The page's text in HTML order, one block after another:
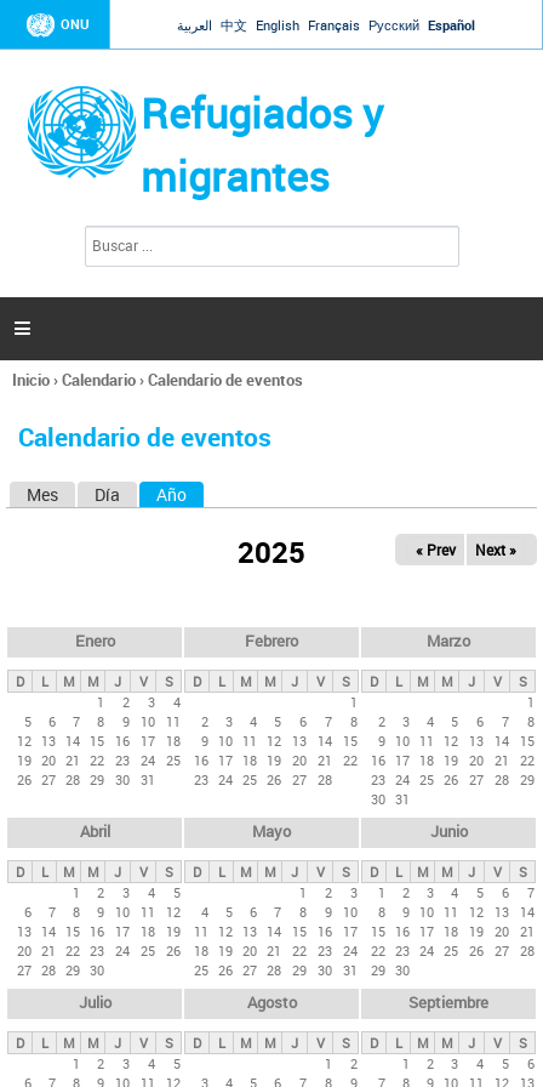
Jump to navigation
ONU العربية 中文 English Français Русский Español
Refugiados y
migrantes
l
d
s

Se
usted
Inicio›Calendario›Calendario de eventos
Calendario de eventos
s
p
n
c
i
p
e
s
Mes Día Año
2025 « Prev Next »
Enero
D L M M J V
S
1
2 3
4
5
6 7 8 9 10
11
12 13 14 15 16 17
18
19 20 21 22 23 24 25
26 27 28 29 30 31
Febrero
D L M M J V
S
1
2
3 4 5 6 7
8
9 10 11 12 13 14
15
16 17 18 19 20 21
22
23 24 25 26 27 28
Marzo
D L M M J V
S
1
2
3 4 5 6 7
8
9 10 11 12 13 14
15
16 17 18 19 20 21
22
23 24 25 26 27 28 29
30 31
Abril
D L M M J V
S
1
2 3 4
5
6
7 8 9 10 11
12
13 14 15 16 17 18
19
20 21 22 23 24 25 26
27 28 29 30
Mayo
D L M M J V
S
1
2
3
4
5 6 7 8 9
10
11
12 13 14 15 16
17
18 19 20 21 22 23 24
25 26 27 28 29 30 31
Junio
D L M M J V
S
1
2 3 4 5 6
7
8
9 10 11 12 13
14
15 16 17 18 19 20 21
22 23 24 25 26 27 28
29 30
Julio
D L M M J V
S
1
2 3 4
5
6
7 8 9 10 11 12
Agosto
D L M M J V
S
1
2
3
4 5 6 7 8 9
Septiembre
D L M M J V
S
1
2 3 4 5
6
7
8 9 10 11 12 13